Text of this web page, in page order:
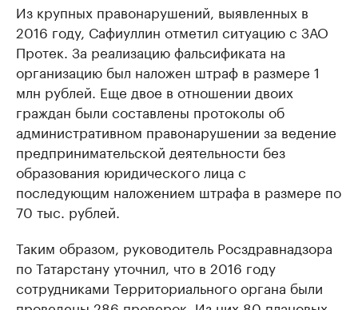
Из крупных правонарушений, выявленных в
2016 году, Сафиуллин отметил ситуацию с ЗАО
Протек. За реализацию фальсификата на
организацию был наложен штраф в размере 1
млн рублей. Еще двое в отношении двоих
граждан были составлены протоколы об
административном правонарушении за ведение
предпринимательской деятельности без
образования юридического лица с
последующим наложением штрафа в размере по
70 тыс. рублей.
Таким образом, руководитель Росздравнадзора
по Татарстану уточнил, что в 2016 году
сотрудниками Территориального органа были